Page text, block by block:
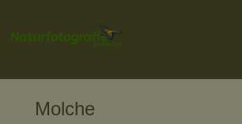
Molche